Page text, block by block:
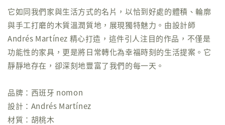
它如同我們家與生活方式的名片，以恰到好處的體積、輪廓
與手工打磨的木質溫潤質地，展現獨特魅力。由設計師
Andrés Martínez 精心打造，這件引人注目的作品，不僅是
功能性的家具，更是將日常轉化為幸福時刻的生活提案。它
靜靜地存在，卻深刻地豐富了我們的每一天。
品牌：西班牙 nomon
設計：Andrés Martínez
材質：胡桃木